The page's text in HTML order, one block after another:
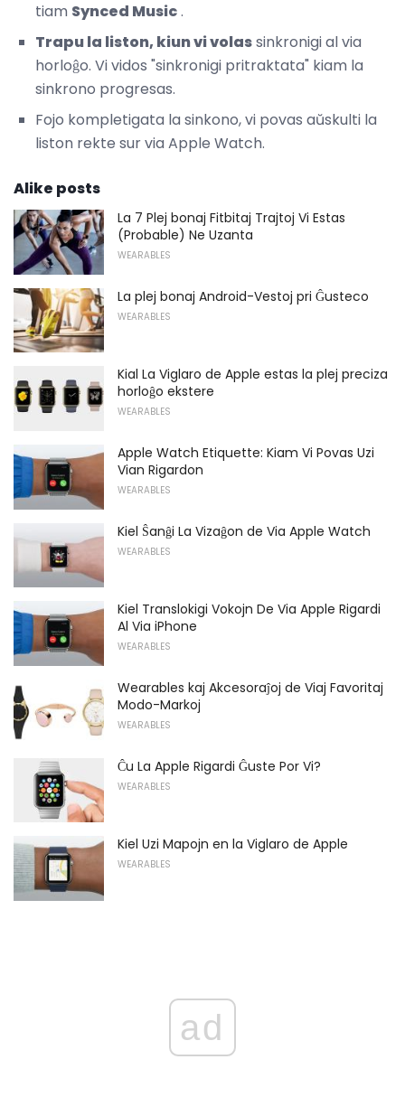
tiam Synced Music.
Trapu la liston, kiun vi volassinkronigi al via
horloĝo. Vi vidos "sinkronigi pritraktata" kiam la
sinkrono progresas.
Fojo kompletigata la sinkono, vi povas aŭskulti la
liston rekte sur via Apple Watch.
Alike posts
La 7 Plej bonaj Fitbitaj Trajtoj Vi Estas
(Probable) Ne Uzanta
WEARABLES
La plej bonaj Android-Vestoj pri Ĝusteco
WEARABLES
Kial La Viglaro de Apple estas la plej preciza
horloĝo ekstere
WEARABLES
Apple Watch Etiquette: Kiam Vi Povas Uzi
Vian Rigardon
WEARABLES
Kiel Ŝanĝi La Vizaĝon de Via Apple Watch
WEARABLES
Kiel Translokigi Vokojn De Via Apple Rigardi
Al Via iPhone
WEARABLES
Wearables kaj Akcesoraĵoj de Viaj Favoritaj
Modo-Markoj
WEARABLES
Ĉu La Apple Rigardi Ĝuste Por Vi?
WEARABLES
Kiel Uzi Mapojn en la Viglaro de Apple
WEARABLES
ad